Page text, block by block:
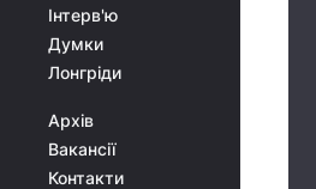
Інтерв'ю
Думки
Лонгріди
Архів
Вакансії
Контакти